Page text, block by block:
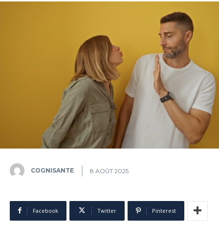
COGNISANTE 8 AOÛT 2025
Facebook Twitter Pinterest